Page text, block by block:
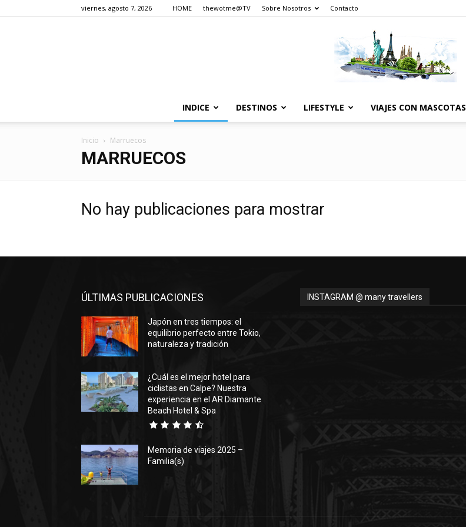
viernes, agosto 7, 2026 HOME thewotme@TV Sobre Nosotros Contacto
The
INDICE DESTINOS LIFESTYLE VIAJES CON MASCOTAS
Inicio Marruecos
MARRUECOS
No hay publicaciones para mostrar
ÚLTIMAS PUBLICACIONES
Japón en tres tiempos: el
equilibrio perfecto entre Tokio,
naturaleza y tradición
¿Cuál es el mejor hotel para
ciclistas en Calpe? Nuestra
experiencia en el AR Diamante
Beach Hotel & Spa
Memoria de viajes 2025 –
Familia(s)
INSTAGRAM @ many travellers